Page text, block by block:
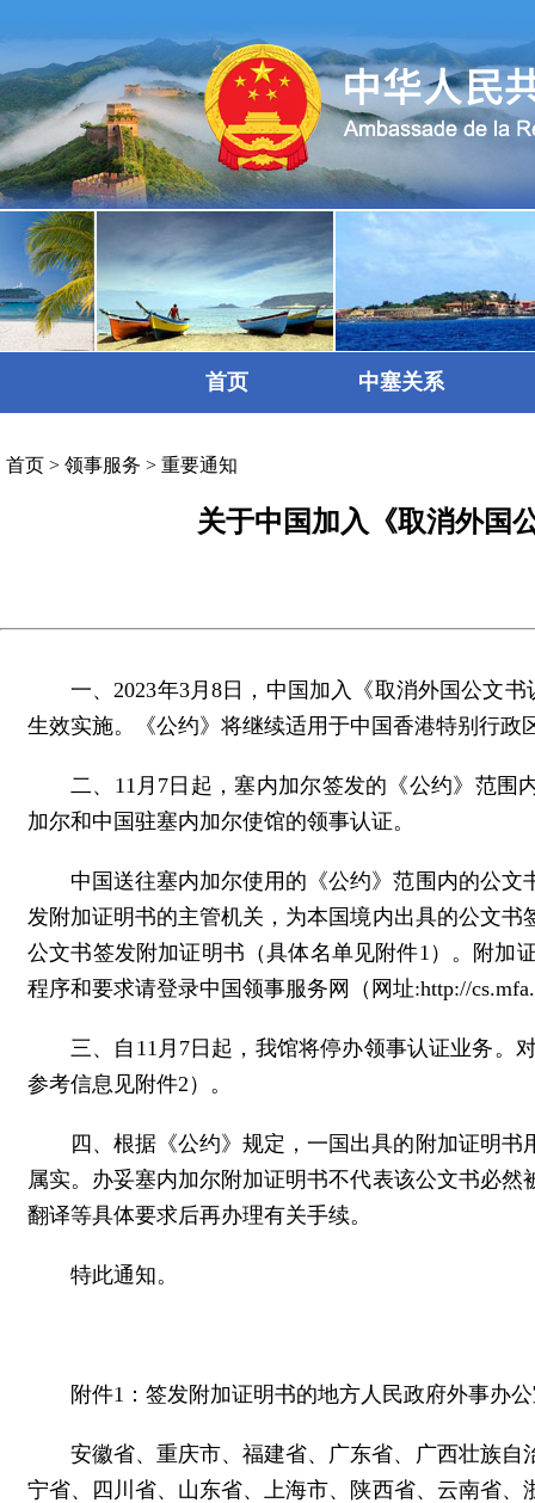
首页 中塞关系
首页 > 领事服务 > 重要通知
关于中国加入《取消外国
一、2023年3月8日，中国加入《取消外国公文
生效实施。《公约》将继续适用于中国香港特别行政
二、11月7日起，塞内加尔签发的《公约》范围
加尔和中国驻塞内加尔使馆的领事认证。
中国送往塞内加尔使用的《公约》范围内的公
发附加证明书的主管机关，为本国境内出具的公文
公文书签发附加证明书（具体名单见附件1）。附加
程序和要求请登录中国领事服务网（网址:http://
三、自11月7日起，我馆将停办领事认证业务。
参考信息见附件2）。
四、根据《公约》规定，一国出具的附加证明
属实。办妥塞内加尔附加证明书不代表该公文书必
翻译等具体要求后再办理有关手续。
特此通知。
附件1：签发附加证明书的地方人民政府外事办
安徽省、重庆市、福建省、广东省、广西壮族
宁省、四川省、山东省、上海市、陕西省、云南省